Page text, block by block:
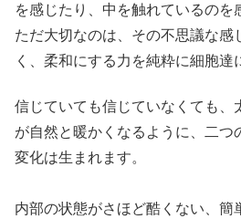
を感じたり、中を触れているのを
ただ大切なのは、その不思議な感
く、柔和にする力を純粋に細胞達
信じていても信じていなくても、
が自然と暖かくなるように、二つ
変化は生まれます。
内部の状態がさほど酷くない、簡